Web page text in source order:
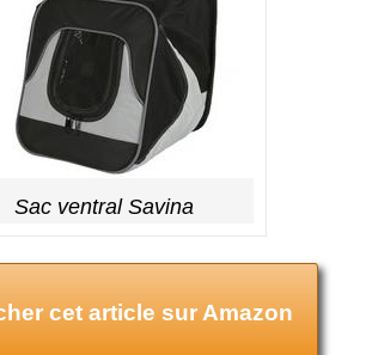
Sac ventral Savina
cet article sur Amazon